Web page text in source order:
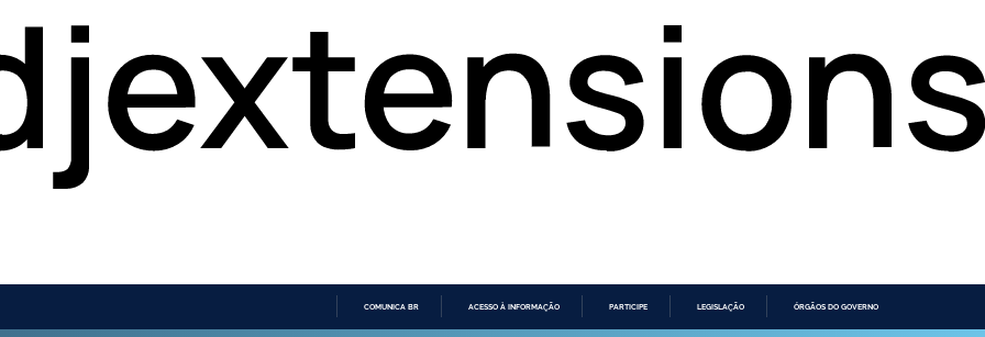
COMUNICA BR ACESSO À INFORMAÇÃO PARTICIPE LEGISLAÇÃO ÓRGÃOS DO GOVERNO